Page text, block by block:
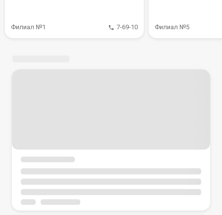
Филиал №1 7-69-10 Филиал №5